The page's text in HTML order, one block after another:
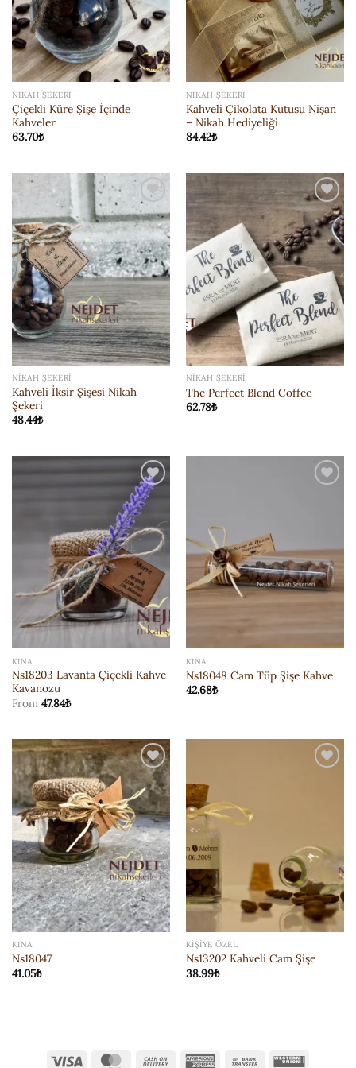
NIKAH ŞEKERI
Çiçekli Küre Şişe İçinde
Kahveler
63.70₺
NIKAH ŞEKERI
Kahveli Çikolata Kutusu Nişan
– Nikah Hediyeliği
84.42₺
ISTEK
LISTESI'NE
EKLE
NIKAH ŞEKERI
Kahveli İksir Şişesi Nikah
Şekeri
48.44₺
ISTEK
LISTESI'NE
EKLE
NIKAH ŞEKERI
The Perfect Blend Coffee
62.78₺
ISTEK
LISTESI'NE
EKLE
KINA
Ns18203 Lavanta Çiçekli Kahve
Kavanozu
From 47.84₺
KINA
Ns18048 Cam Tüp Şişe Kahve
42.68₺
ISTEK
LISTESI'NE
EKLE
KINA
Ns18047
41.05₺
KIŞIYE ÖZEL
Ns13202 Kahveli Cam Şişe
38.99₺
Visa MasterCardCash American Bank Western